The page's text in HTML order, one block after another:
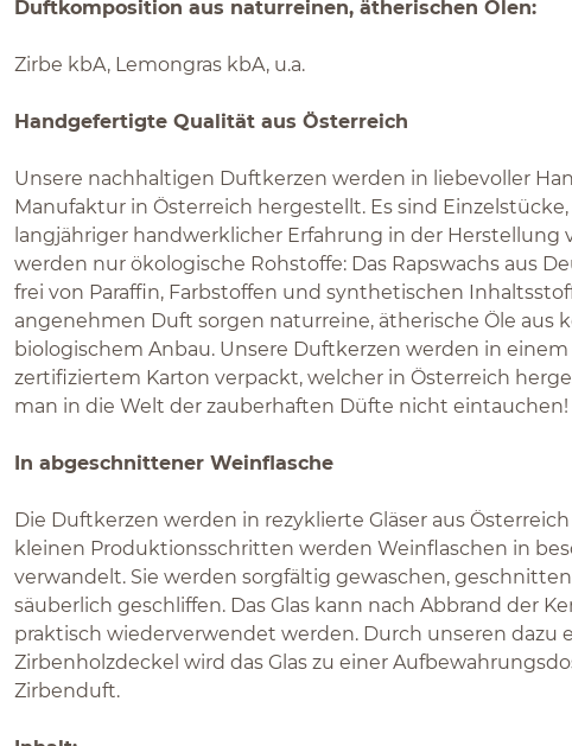
Duftkomposition aus naturreinen, ätherischen Ölen:
Zirbe kbA, Lemongras kbA, u.a.
Handgefertigte Qualität aus Österreich
Unsere nachhaltigen Duftkerzen werden in liebevoller
Manufaktur in Österreich hergestellt. Es sind
langjähriger handwerklicher Erfahrung in der Herstellung
werden nur ökologische Rohstoffe: Das Rapswachs aus
frei von Paraffin, Farbstoffen und synthetischen
angenehmen Duft sorgen naturreine, ätherische Öle aus
biologischem Anbau. Unsere Duftkerzen werden in einem
zertifiziertem Karton verpackt, welcher in Österreich
man in die Welt der zauberhaften Düfte nicht eintauchen!
In abgeschnittener Weinflasche
Die Duftkerzen werden in rezyklierte Gläser aus
kleinen Produktionsschritten werden Weinflaschen in
verwandelt. Sie werden sorgfältig gewaschen,
säuberlich geschliffen. Das Glas kann nach Abbrand der
praktisch wiederverwendet werden. Durch unseren dazu
Zirbenholzdeckel wird das Glas zu einer
Zirbenduft.